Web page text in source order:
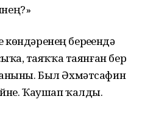
береһендә
таяҡҡа таянған бер
Был Әхмәтсафин
Ҡаушап ҡалды.